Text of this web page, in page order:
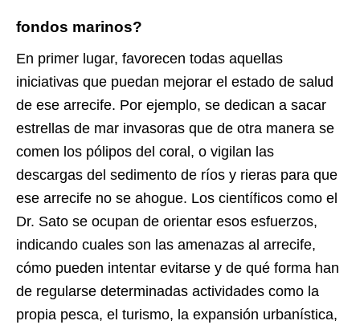
fondos marinos?
En primer lugar, favorecen todas aquellas
iniciativas que puedan mejorar el estado de salud
de ese arrecife. Por ejemplo, se dedican a sacar
estrellas de mar invasoras que de otra manera se
comen los pólipos del coral, o vigilan las
descargas del sedimento de ríos y rieras para que
ese arrecife no se ahogue. Los científicos como el
Dr. Sato se ocupan de orientar esos esfuerzos,
indicando cuales son las amenazas al arrecife,
cómo pueden intentar evitarse y de qué forma han
de regularse determinadas actividades como la
propia pesca, el turismo, la expansión urbanística,